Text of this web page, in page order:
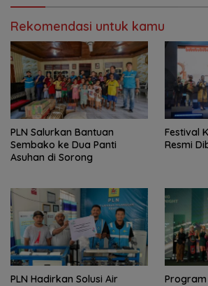
Rekomendasi untuk kamu
PLN Salurkan Bantuan
Sembako ke Dua Panti
Asuhan di Sorong
Festival
Resmi
PLN Hadirkan Solusi Air
Program